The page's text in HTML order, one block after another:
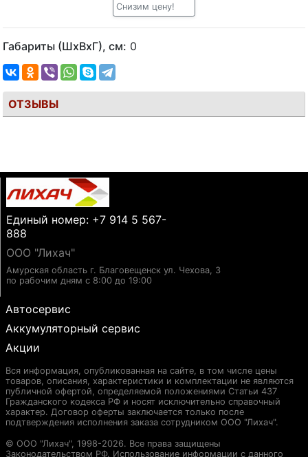
Снизим цену!
Габариты (ШхВхГ), см: 0
ОТЗЫВЫ
Единый номер: +7 914 5 567-
888
ООО "Лихач"
Амурская область г. Благовещенск ул. Чехова, 3
по рабочим дням с 8:00 до 19:00
Автосервис
Аккумуляторный сервис
Акции
Вся информация, опубликованная на сайте, в том числе цены
товаров, описания, характеристики и комплектации не являются
публичной офертой, определяемой положениями Статьи 437
Гражданского кодекса РФ и носят исключительно справочный
характер. Договор оферты заключается только после
подтверждения исполнения заказа сотрудником ООО "Лихач".
© ООО "Лихач", 1998-2026. Все права защищены
Законодательством РФ. Использование информации с данного